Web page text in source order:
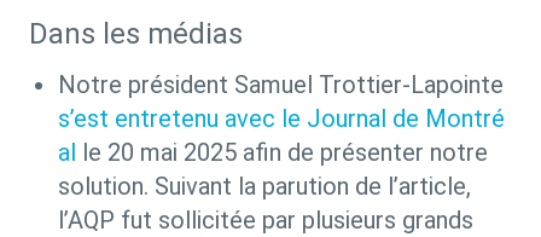
Dans les médias
Notre président Samuel Trottier-Lapointe
s’est entretenu avec le Journal de Montré
al le 20 mai 2025 afin de présenter notre
solution. Suivant la parution de l’article,
l’AQP fut sollicitée par plusieurs grands